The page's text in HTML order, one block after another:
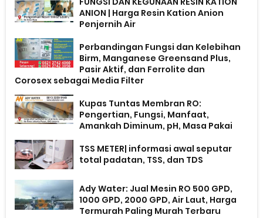
ANION | Harga Resin Kation Anion
Penjernih Air
Perbandingan Fungsi dan Kelebihan
Birm, Manganese Greensand Plus,
Pasir Aktif, dan Ferrolite dan
Corosex sebagai Media Filter
Kupas Tuntas Membran RO:
Pengertian, Fungsi, Manfaat,
Amankah Diminum, pH, Masa Pakai
TSS METER| informasi awal seputar
total padatan, TSS, dan TDS
Ady Water: Jual Mesin RO 500 GPD,
1000 GPD, 2000 GPD, Air Laut, Harga
Termurah Paling Murah Terbaru